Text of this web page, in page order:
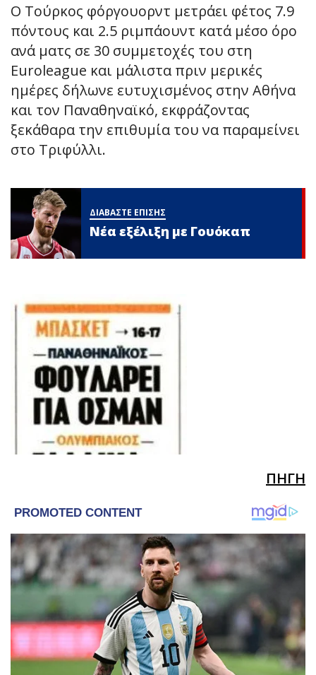
Ο Τούρκος φόργουορντ μετράει φέτος 7.9
πόντους και 2.5 ριμπάουντ κατά μέσο όρο
ανά ματς σε 30 συμμετοχές του στη
Euroleague και μάλιστα πριν μερικές
ημέρες δήλωνε ευτυχισμένος στην Αθήνα
και τον Παναθηναϊκό, εκφράζοντας
ξεκάθαρα την επιθυμία του να παραμείνει
στο Τριφύλλι.
ΔΙΑΒΑΣΤΕ ΕΠΙΣΗΣ
Νέα εξέλιξη με Γουόκαπ
ΠΗΓΗ